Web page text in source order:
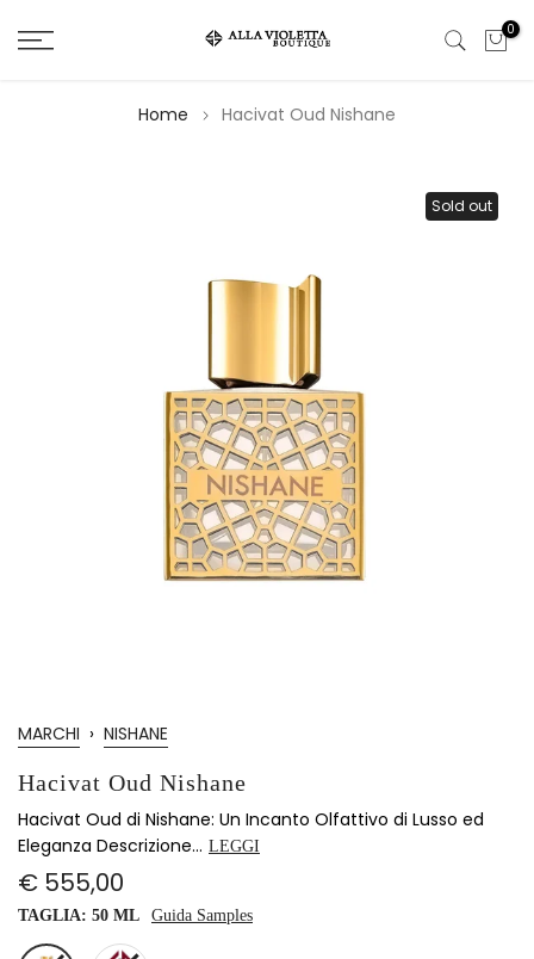
il
0
Home Hacivat Oud Nishane
Sold out
MARCHI › NISHANE
Hacivat Oud Nishane
Hacivat Oud di Nishane: Un Incanto Olfattivo di Lusso ed
Eleganza Descrizione... LEGGI
€ 555,00
TAGLIA: 50 ML Guida Samples